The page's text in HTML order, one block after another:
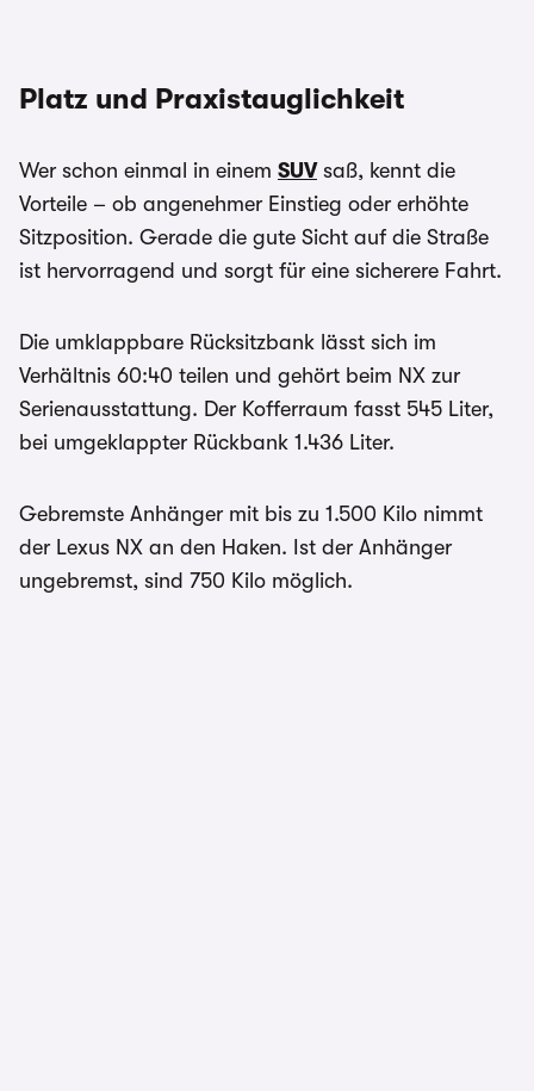
Platz und Praxistauglichkeit
Wer schon einmal in einem SUVsaß, kennt die
Vorteile – ob angenehmer Einstieg oder erhöhte
Sitzposition. Gerade die gute Sicht auf die Straße
ist hervorragend und sorgt für eine sicherere Fahrt.
Die umklappbare Rücksitzbank lässt sich im
Verhältnis 60:40 teilen und gehört beim NX zur
Serienausstattung. Der Kofferraum fasst 545 Liter,
bei umgeklappter Rückbank 1.436 Liter.
Gebremste Anhänger mit bis zu 1.500 Kilo nimmt
der Lexus NX an den Haken. Ist der Anhänger
ungebremst, sind 750 Kilo möglich.